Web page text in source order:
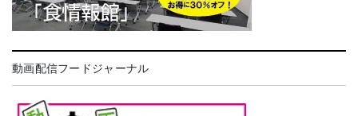
動画配信フードジャーナル